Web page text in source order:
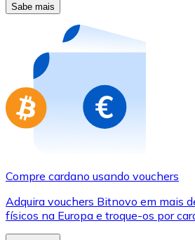
Compre cartões-presente das
Ir para a loja de cartões-presente
Sabe mais
Compre cardano usando vouchers
Adquira vouchers Bitnovo em mais
físicos na Europa e troque-os por